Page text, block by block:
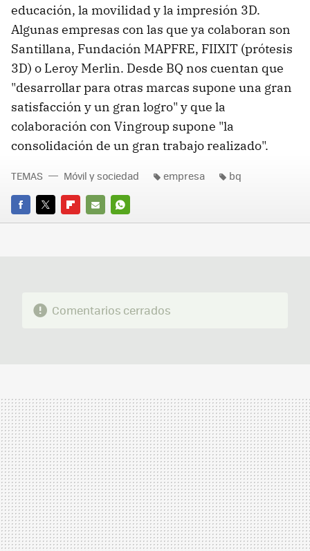
educación, la movilidad y la impresión 3D.
Algunas empresas con las que ya colaboran son
Santillana, Fundación MAPFRE, FIIXIT (prótesis
3D) o Leroy Merlin. Desde BQ nos cuentan que
"desarrollar para otras marcas supone una gran
satisfacción y un gran logro" y que la
colaboración con Vingroup supone "la
consolidación de un gran trabajo realizado".
FACEBOOK
TWITTERFLIPBOARD
E-
WHATSAPP
TEMAS Móvil y sociedad empresa bq
Comentarios cerrados